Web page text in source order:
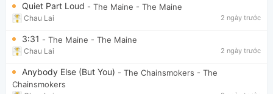
Quiet Part Loud - The Maine - The Maine
Chau Lai 2 ngày trước
3:31 - The Maine - The Maine
Chau Lai 2 ngày trước
Anybody Else (But You) - The Chainsmokers - The
Chainsmokers